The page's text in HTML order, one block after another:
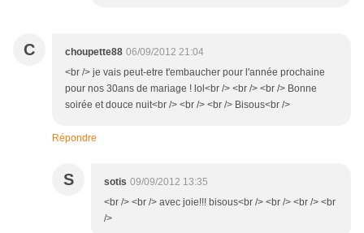
C choupette88 06/09/2012 21:04
<br /> je vais peut-etre t'embaucher pour l'année prochaine
pour nos 30ans de mariage ! lol<br /> <br /> <br /> Bonne
soirée et douce nuit<br /> <br /> <br /> Bisous<br />
Répondre
S sotis 09/09/2012 13:35
<br /> <br /> avec joie!!! bisous<br /> <br /> <br /> <br
/>